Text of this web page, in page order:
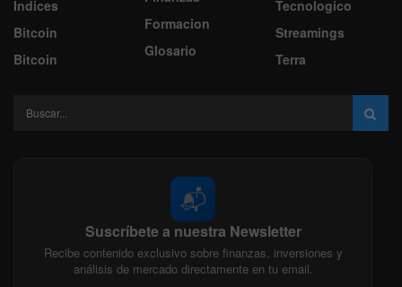
Indices
Bitcoin
Bitcoin
Formacion
Glosario
Tecnologico
Streamings
Terra
📬
Suscríbete a nuestra Newsletter
Recibe contenido exclusivo sobre finanzas, inversiones y
análisis de mercado directamente en tu email.